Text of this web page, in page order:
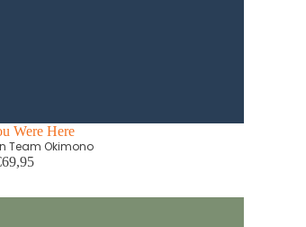
Were Here
Team Okimono